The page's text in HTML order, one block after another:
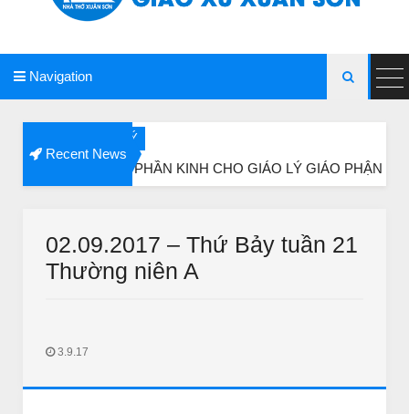
Navigation 
Recent News
KINH CHO GIÁO LÝ GIÁO PHẬN VINH Ba vị
Audio Suy Niệm Mỗi Ngày: Nghe-
02.09.2017 – Thứ Bảy tuần 21
Thường niên A
3.9.17